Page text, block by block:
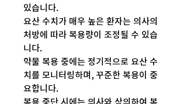
있습니다.
요산 수치가 매우 높은 환자는 의사의
처방에 따라 복용량이 조정될 수 있습
니다.
약물 복용 중에는 정기적으로 요산 수
치를 모니터링하며, 꾸준한 복용이 중
요합니다.
복용 중단 시에는 의사와 상의하여 복